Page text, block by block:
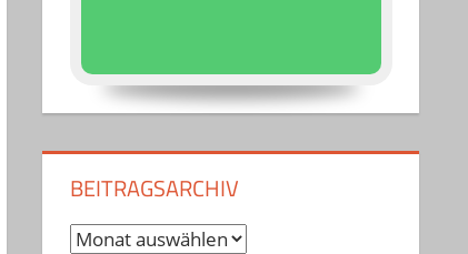
BEITRAGSARCHIV
Beitragsarchiv